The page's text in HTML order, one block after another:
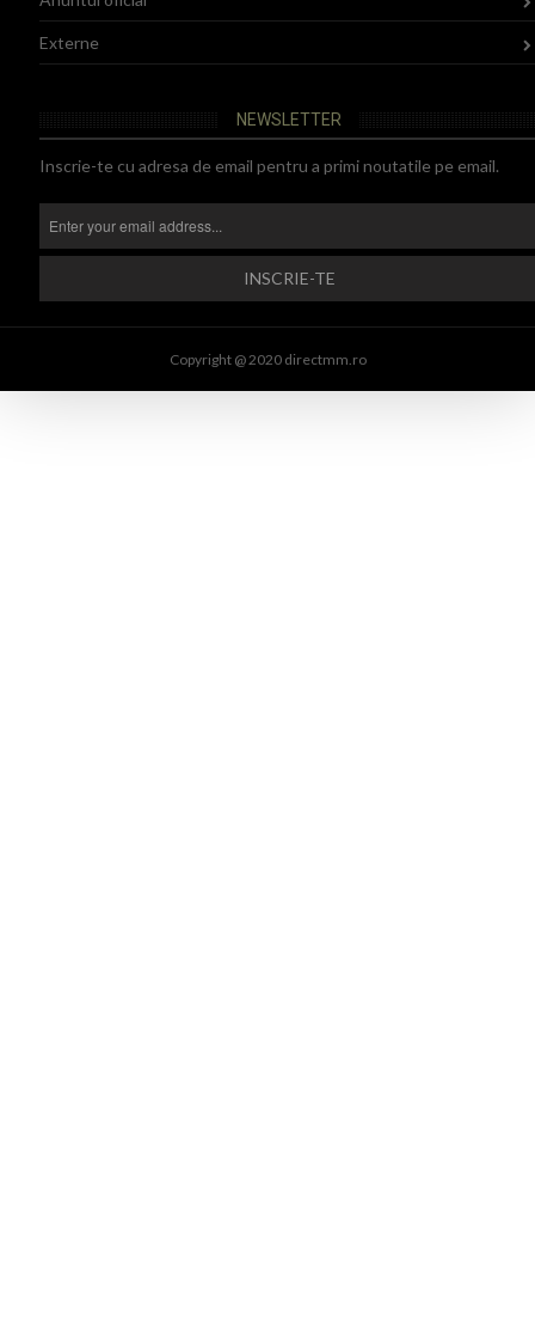
Externe
NEWSLETTER
Inscrie-te cu adresa de email pentru a primi noutatile pe email.
Copyright @ 2020 directmm.ro